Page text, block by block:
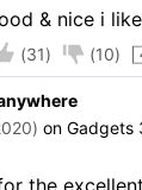
& nice i
(31) (10)
on Gadgets
the